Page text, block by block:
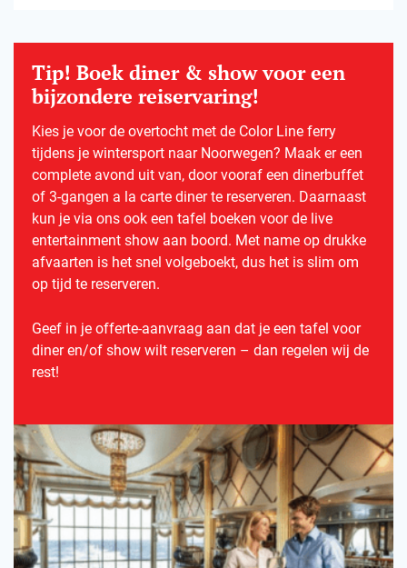
Tip! Boek diner & show voor een
bijzondere reiservaring!
Kies je voor de overtocht met de Color Line ferry
tijdens je wintersport naar Noorwegen? Maak er een
complete avond uit van, door vooraf een dinerbuffet
of 3-gangen a la carte diner te reserveren. Daarnaast
kun je via ons ook een tafel boeken voor de live
entertainment show aan boord. Met name op drukke
afvaarten is het snel volgeboekt, dus het is slim om
op tijd te reserveren.
Geef in je offerte-aanvraag aan dat je een tafel voor
diner en/of show wilt reserveren – dan regelen wij de
rest!